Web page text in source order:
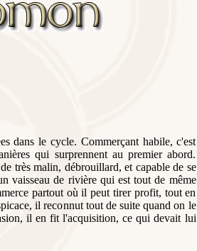
dans le cycle. Commerçant habile, c'est
qui surprennent au premier abord.
très malin, débrouillard, et capable de se
vaisseau de rivière qui est tout de même
partout où il peut tirer profit, tout en
il reconnut tout de suite quand on le
il en fit l'acquisition, ce qui devait lui